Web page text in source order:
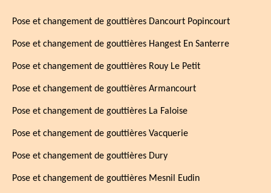
Pose et changement de gouttières Dancourt Popincourt
Pose et changement de gouttières Hangest En Santerre
Pose et changement de gouttières Rouy Le Petit
Pose et changement de gouttières Armancourt
Pose et changement de gouttières La Faloise
Pose et changement de gouttières Vacquerie
Pose et changement de gouttières Dury
Pose et changement de gouttières Mesnil Eudin